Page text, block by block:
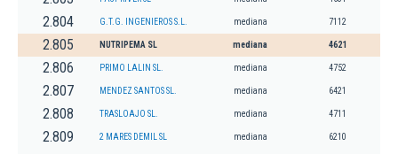
2.804 G.T.G. INGENIEROS S.L. mediana 7112
2.805 NUTRIPEMA SL mediana 4621
2.806 PRIMO LALIN SL. mediana 4752
2.807 MENDEZ SANTOS SL. mediana 6421
2.808 TRASLOAJO SL. mediana 4711
2.809 2 MARES DEMIL SL mediana 6210